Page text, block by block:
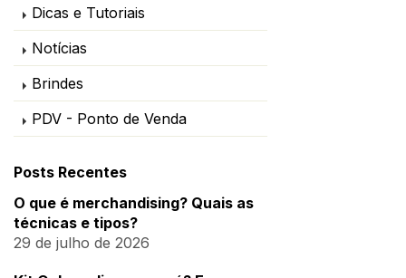
Dicas e Tutoriais
Notícias
Brindes
PDV - Ponto de Venda
Posts Recentes
O que é merchandising? Quais as
técnicas e tipos?
29 de julho de 2026